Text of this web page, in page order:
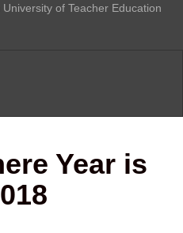
of Teacher Education
Year is